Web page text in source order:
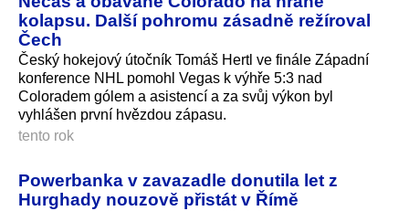
kolapsu. Další pohromu zásadně režíroval
Čech
Český hokejový útočník Tomáš Hertl ve finále Západní
konference NHL pomohl Vegas k výhře 5:3 nad
Coloradem gólem a asistencí a za svůj výkon byl
vyhlášen první hvězdou zápasu.
tento rok
Powerbanka v zavazadle donutila let z
Hurghady nouzově přistát v Římě